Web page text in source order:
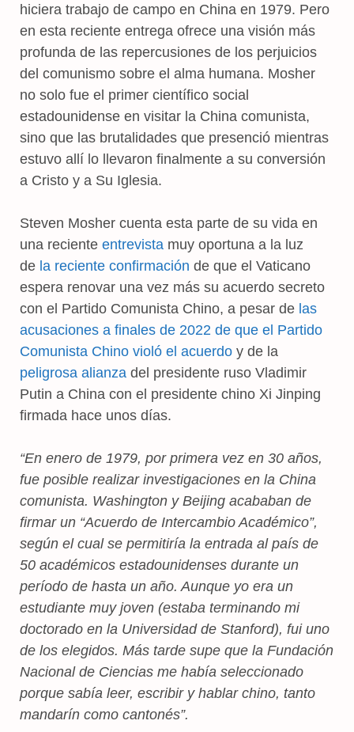
hiciera trabajo de campo en China en 1979. Pero
en esta reciente entrega ofrece una visión más
profunda de las repercusiones de los perjuicios
del comunismo sobre el alma humana. Mosher
no solo fue el primer científico social
estadounidense en visitar la China comunista,
sino que las brutalidades que presenció mientras
estuvo allí lo llevaron finalmente a su conversión
a Cristo y a Su Iglesia.
Steven Mosher cuenta esta parte de su vida en
una reciente entrevista muy oportuna a la luz
de la reciente confirmación de que el Vaticano
espera renovar una vez más su acuerdo secreto
con el Partido Comunista Chino, a pesar de las
acusaciones a finales de 2022 de que el Partido
Comunista Chino violó el acuerdo y de la
peligrosa alianza del presidente ruso Vladimir
Putin a China con el presidente chino Xi Jinping
firmada hace unos días.
“En enero de 1979, por primera vez en 30 años,
fue posible realizar investigaciones en la China
comunista. Washington y Beijing acababan de
firmar un “Acuerdo de Intercambio Académico”,
según el cual se permitiría la entrada al país de
50 académicos estadounidenses durante un
período de hasta un año. Aunque yo era un
estudiante muy joven (estaba terminando mi
doctorado en la Universidad de Stanford), fui uno
de los elegidos. Más tarde supe que la Fundación
Nacional de Ciencias me había seleccionado
porque sabía leer, escribir y hablar chino, tanto
mandarín como cantonés”.